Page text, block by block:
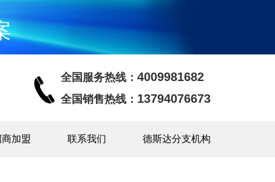
全国服务热线： 4009981682
全国销售热线： 13794076673
加盟 联系我们 德斯达分支机构